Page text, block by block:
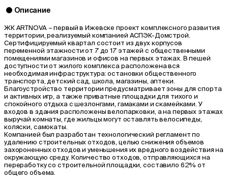
Описание
ЖК ARTNOVA – первый в Ижевске проект комплексного развития
территории, реализуемый компанией АСПЭК-Домстрой.
Сертифицируемый квартал состоит из двух корпусов
переменной этажности от 7 до 17 этажей с общественными
помещениями магазинов и офисов на первых этажах. В пешей
доступности от жилого комплекса расположена вся
необходимая инфраструктура: остановки общественного
транспорта, детский сад, школа, магазины, аптеки.
Благоустройство территории предусматривает зоны для спорта
и активных игр, а также приватные площадки для тихого и
спокойного отдыха с шезлонгами, гамаками и скамейками. У
входов в здания расположены велопарковки, а на первых этажах
выручай комнаты, где жильцы могут оставлять велосипеды,
коляски, самокаты.
Компанией был разработан технологический регламент по
удалению строительных отходов, целью снижения объемов
захороненных отходов и уменьшения их вредного воздействия на
окружающую среду. Количество отходов, отправляющихся на
переработку со строительной площадки, составило 62% от
общего объема.